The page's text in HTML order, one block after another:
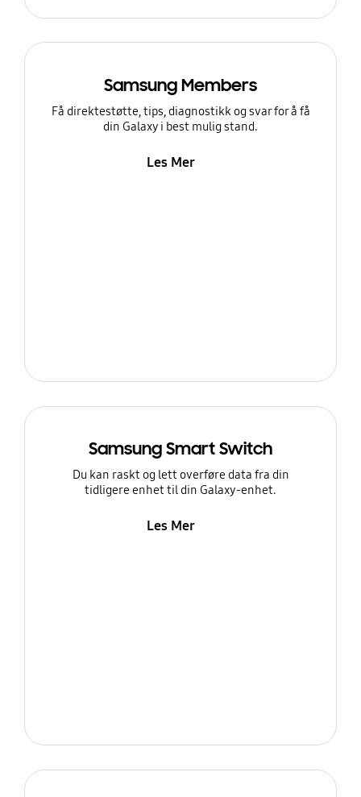
Samsung Members
Få direktestøtte, tips, diagnostikk og svar for å få
din Galaxy i best mulig stand.
Les Mer
Samsung Smart Switch
Du kan raskt og lett overføre data fra din
tidligere enhet til din Galaxy-enhet.
Les Mer